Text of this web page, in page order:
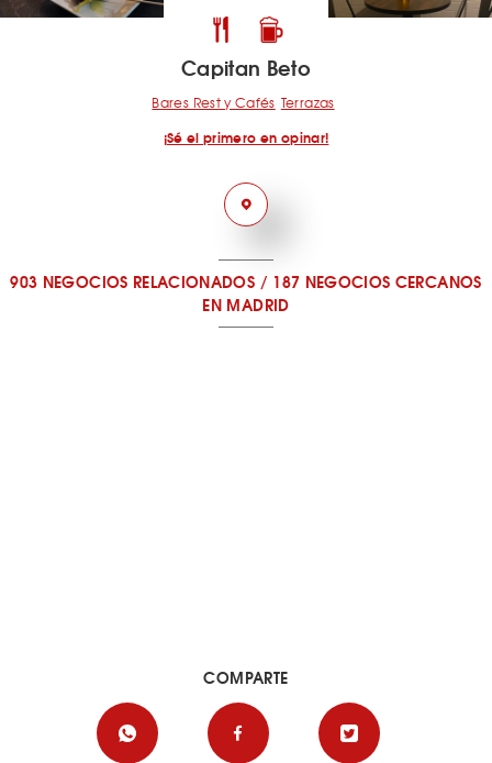
Capitan Beto
Bares Rest y Cafés Terrazas
¡Sé el primero en opinar!
903 NEGOCIOS RELACIONADOS / 187 NEGOCIOS CERCANOS
EN MADRID
COMPARTE